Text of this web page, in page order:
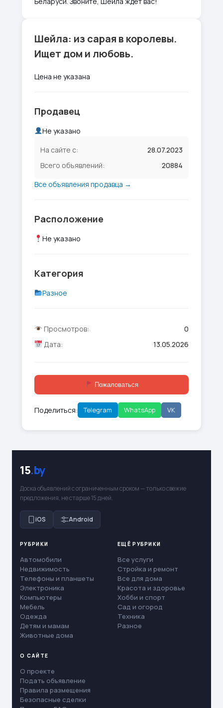
Шейла: из сарая в королевы.
Ищет дом и любовь.
Цена не указана
Продавец
Не указано
На сайте с:
28.07.2023
Всего объявлений:
20884
Все объявления продавца →
Расположение
Не указано
Категория
Разное
Просмотров:
0
Дата:
13.05.2026
Пожаловаться
Поделиться: Telegram WhatsApp VK
15.by
Доска объявлений с ограниченным сроком — только свежие
предложения, не старше 15 дней.
iOS Android
РУБРИКИ
Автомобили
Недвижимость
Телефоны и планшеты
Электроника
Компьютеры
Мебель
Одежда
Детям и мамам
Животные дома
ЕЩЁ РУБРИКИ
Все услуги
Стройка и ремонт
Все для дома
Красота и здоровье
Хобби и спорт
Сад и огород
Техника
Разное
О САЙТЕ
О проекте
Подать объявление
Правила размещения
Безопасные сделки